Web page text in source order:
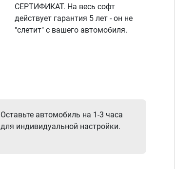
СЕРТИФИКАТ. На весь софт
действует гарантия 5 лет - он не
"слетит" с вашего автомобиля.
Оставьте автомобиль на 1-3 часа
для индивидуальной настройки.